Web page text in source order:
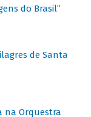
do Brasil”
de Santa
na Orquestra